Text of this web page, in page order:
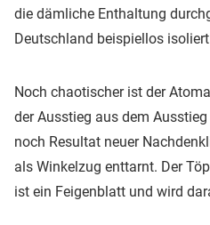
die dämliche Enthaltung
Deutschland beispiellos
Noch chaotischer ist der
der Ausstieg aus dem
noch Resultat neuer
als Winkelzug enttarnt. Der
ist ein Feigenblatt und wird